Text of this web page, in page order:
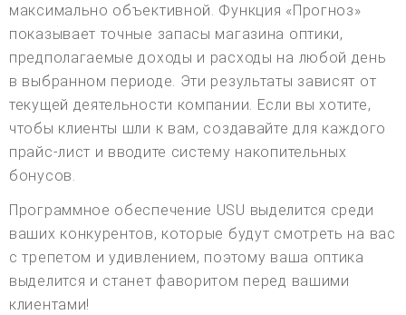
максимально объективной. Функция «Прогноз»
показывает точные запасы магазина оптики,
предполагаемые доходы и расходы на любой день
в выбранном периоде. Эти результаты зависят от
текущей деятельности компании. Если вы хотите,
чтобы клиенты шли к вам, создавайте для каждого
прайс-лист и вводите систему накопительных
бонусов.
Программное обеспечение USU выделится среди
ваших конкурентов, которые будут смотреть на вас
с трепетом и удивлением, поэтому ваша оптика
выделится и станет фаворитом перед вашими
клиентами!